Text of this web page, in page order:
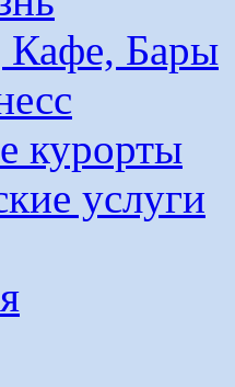
Кафе, Бары
курорты
услуги